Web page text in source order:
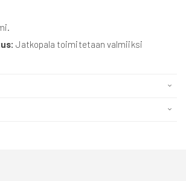
Jatkopala toimitetaan valmiiksi